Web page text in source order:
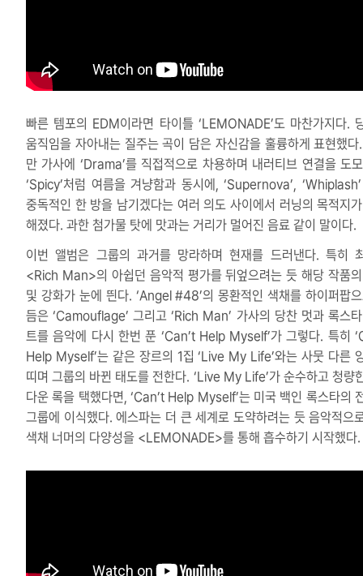
빠른 템포의 EDM이라면 타이틀 ‘LEMONADE’도 마찬가지다.
움직임을 자아내는 질주는 곡이 담은 자신감을 훌륭하게 표현했다
만 가사에 ‘Drama’를 직접적으로 차용하며 내러티브 연결을 도
‘Spicy’처럼 여름을 겨냥함과 동시에, ‘Supernova’,
중독적인 한 방을 남기겠다는 여러 의도 사이에서 러닝의 목적지
해졌다. 과한 첨가물 탓에 맛과는 거리가 멀어진 음료 같이 말이다.
이번 앨범은 그룹의 과거를 망라하며 현재를 드러낸다. 특히
<Rich Man>의 아쉽던 음악적 평가를 뒤엎으려는 듯 해당 작품
및 강화가 눈에 띈다. ‘Angel #48’의 몽환적인 색채를 하이퍼팝
듬은 ‘Camouflage’ 그리고 ‘Rich Man’ 가사의 당찬 멋과 록스
트를 음악에 다시 한번 푼 ‘Can’t Help Myself’가 그렇다. 특히
Help Myself’는 같은 장르의 1집 ‘Live My Life’와는 사뭇 다른
띠며 그룹의 바뀐 태도를 전한다. ‘Live My Life’가 순수하고 청량
다운 록을 택했다면, ‘Can’t Help Myself’는 미국 백인 록스타의
그룹에 이식했다. 에스파는 더 큰 세계로 도약하려는 듯 음악적으
색채 너머의 다양성을 <LEMONADE>를 통해 흡수하기 시작했다.